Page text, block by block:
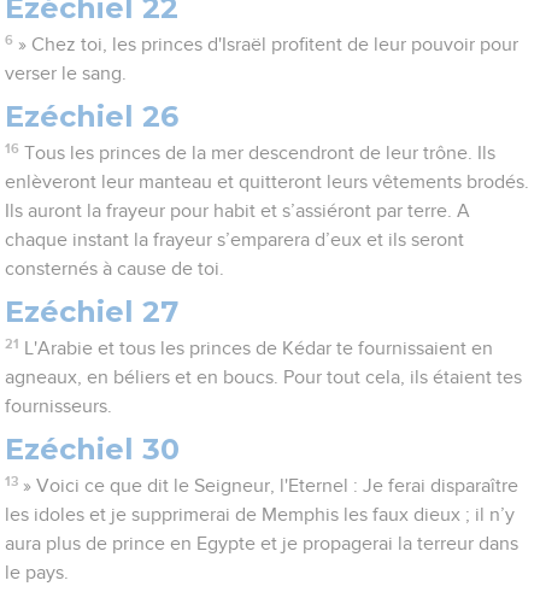
Ezéchiel 22
6 » Chez toi, les princes d'Israël profitent de leur pouvoir pour
verser le sang.
Ezéchiel 26
16 Tous les princes de la mer descendront de leur trône. Ils
enlèveront leur manteau et quitteront leurs vêtements brodés.
Ils auront la frayeur pour habit et s’assiéront par terre. A
chaque instant la frayeur s’emparera d’eux et ils seront
consternés à cause de toi.
Ezéchiel 27
21
L'Arabie et tous les princes de Kédar te fournissaient en
agneaux, en béliers et en boucs. Pour tout cela, ils étaient tes
fournisseurs.
Ezéchiel 30
13 » Voici ce que dit le Seigneur, l'Eternel : Je ferai disparaître
les idoles et je supprimerai de Memphis les faux dieux ; il n’y
aura plus de prince en Egypte et je propagerai la terreur dans
le pays.